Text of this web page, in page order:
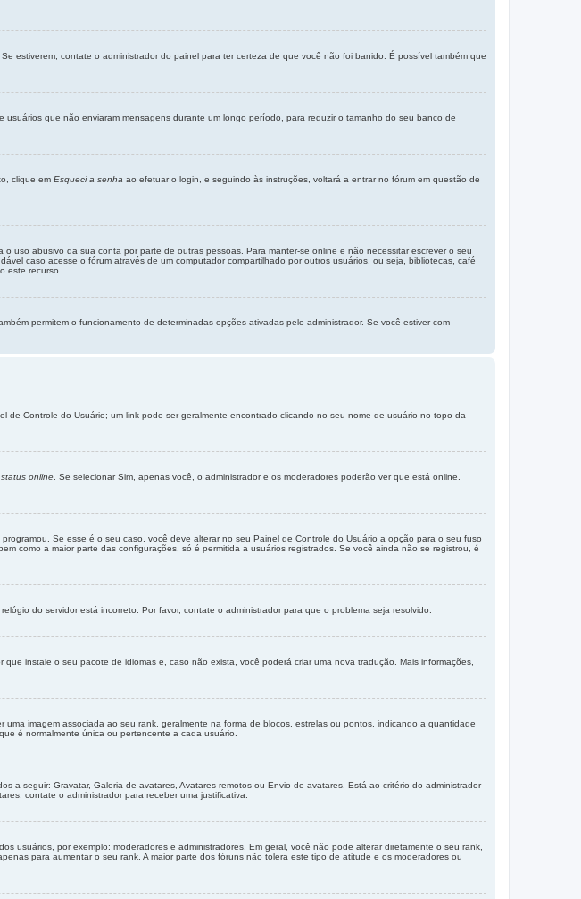
estiverem, contate o administrador do painel para ter certeza de que você não foi banido. É possível também que
que não enviaram mensagens durante um longo período, para reduzir o tamanho do seu banco de
clique em Esqueci a senha ao efetuar o login, e seguindo às instruções, voltará a entrar no fórum em questão de
o uso abusivo da sua conta por parte de outras pessoas. Para manter-se online e não necessitar escrever o seu
caso acesse o fórum através de um computador compartilhado por outros usuários, ou seja, bibliotecas, café
este recurso.
permitem o funcionamento de determinadas opções ativadas pelo administrador. Se você estiver com
Controle do Usuário; um link pode ser geralmente encontrado clicando no seu nome de usuário no topo da
online . Se selecionar Sim, apenas você, o administrador e os moderadores poderão ver que está online.
Se esse é o seu caso, você deve alterar no seu Painel de Controle do Usuário a opção para o seu fuso
como a maior parte das configurações, só é permitida a usuários registrados. Se você ainda não se registrou, é
do servidor está incorreto. Por favor, contate o administrador para que o problema seja resolvido.
instale o seu pacote de idiomas e, caso não exista, você poderá criar uma nova tradução. Mais informações,
imagem associada ao seu rank, geralmente na forma de blocos, estrelas ou pontos, indicando a quantidade
é normalmente única ou pertencente a cada usuário.
a seguir: Gravatar, Galeria de avatares, Avatares remotos ou Envio de avatares. Está ao critério do administrador
contate o administrador para receber uma justificativa.
usuários, por exemplo: moderadores e administradores. Em geral, você não pode alterar diretamente o seu rank,
para aumentar o seu rank. A maior parte dos fóruns não tolera este tipo de atitude e os moderadores ou